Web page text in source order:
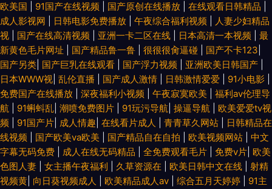
欧美国
91国产在线视频 国产原创在线播放 在线观看日韩精品
成人影视网
日韩电影免费播放 午夜综合福利视频
人妻少妇精品
视
国产在线高清视频 亚洲一卡二区在线 日本高清一本视频
最
新黄色毛片网址
国产精品鲁一鲁 很很很肏逼碰 国产不卡123
国产另类 国产巨乳在线观看 国产浮力视频 亚洲欧美日韩国产
日本WWW视 乱伦直播 国产成人激情 日韩激情爱爱 91小电影
免费国产在线播放
深夜福利小视频 午夜寂寞欧美
福利av伦理导
航
91蝌蚪乱 潮喷免费图片 91玩污导航 操逼导航
欧美爱爱tv视
频
91国产片 成人情趣 在线看片成人 青青草久网站
日韩精品在
线视频
国产欧美va欧美 国产精品自在自拍 欧美视频网站
中文
字幕无码免费
成人在线无码精品 全免费观看毛片 免费v片 欧美
色图人妻
女主播午夜福利 久草资源在 欧美日韩中文在线
射精
视频黄 向日葵视频成人 欧美精品成人av 综合五月天婷婷 91主